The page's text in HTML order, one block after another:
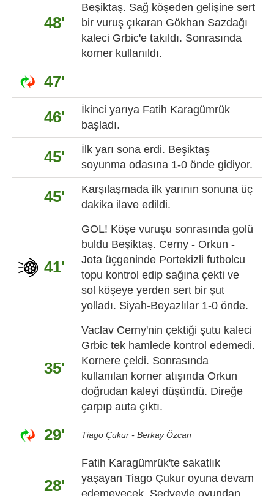
48'
Beşiktaş. Sağ köşeden gelişine sert
bir vuruş çıkaran Gökhan Sazdağı
kaleci Grbic'e takıldı. Sonrasında
korner kullanıldı.
47'
46'
İkinci yarıya Fatih Karagümrük
başladı.
45'
İlk yarı sona erdi. Beşiktaş
soyunma odasına 1-0 önde gidiyor.
45'
Karşılaşmada ilk yarının sonuna üç
dakika ilave edildi.
41'
GOL! Köşe vuruşu sonrasında golü
buldu Beşiktaş. Cerny - Orkun -
Jota üçgeninde Portekizli futbolcu
topu kontrol edip sağına çekti ve
sol köşeye yerden sert bir şut
yolladı. Siyah-Beyazlılar 1-0 önde.
35'
Vaclav Cerny'nin çektiği şutu kaleci
Grbic tek hamlede kontrol edemedi.
Kornere çeldi. Sonrasında
kullanılan korner atışında Orkun
doğrudan kaleyi düşündü. Direğe
çarpıp auta çıktı.
29' Tiago Çukur - Berkay Özcan
28'
Fatih Karagümrük'te sakatlık
yaşayan Tiago Çukur oyuna devam
edemeyecek. Sedyeyle oyundan